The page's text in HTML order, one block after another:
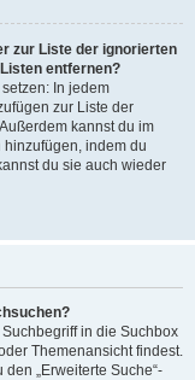
zur Liste der ignorierten
entfernen?
In jedem
zur Liste der
kannst du im
indem du
du sie auch wieder
in die Suchbox
Themenansicht findest.
„Erweiterte Suche“-